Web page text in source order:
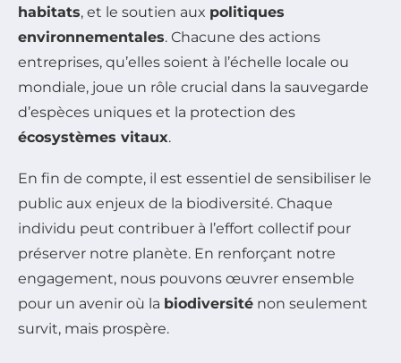
habitats, et le soutien aux politiques
environnementales. Chacune des actions
entreprises, qu’elles soient à l’échelle locale ou
mondiale, joue un rôle crucial dans la sauvegarde
d’espèces uniques et la protection des
écosystèmes vitaux.
En fin de compte, il est essentiel de sensibiliser le
public aux enjeux de la biodiversité. Chaque
individu peut contribuer à l’effort collectif pour
préserver notre planète. En renforçant notre
engagement, nous pouvons œuvrer ensemble
pour un avenir où la biodiversité non seulement
survit, mais prospère.